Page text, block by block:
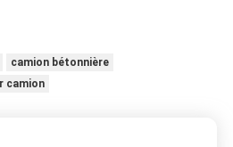
camion bétonnière
camion